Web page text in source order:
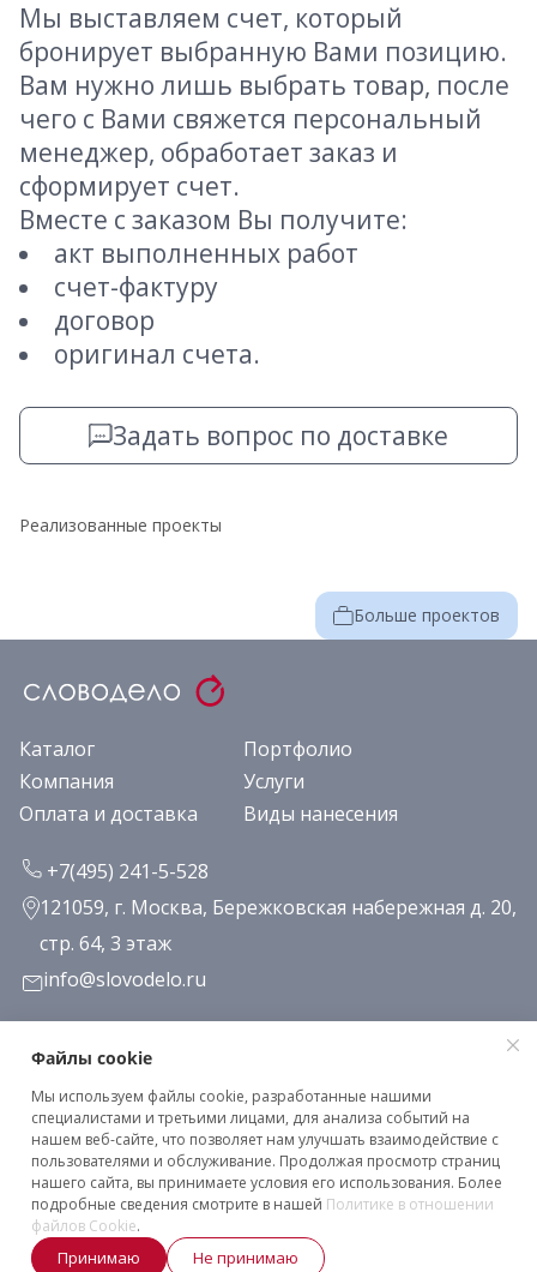
Мы выставляем счет, который
бронирует выбранную Вами позицию.
Вам нужно лишь выбрать товар, после
чего с Вами свяжется персональный
менеджер, обработает заказ и
сформирует счет.
Вместе с заказом Вы получите:
акт выполненных работ
счет-фактуру
договор
оригинал счета.
Задать вопрос по доставке
Реализованные проекты
Больше проектов
Каталог
Портфолио
Компания
Услуги
Оплата и доставка
Виды нанесения
+7(495) 241-5-528
121059, г. Москва, Бережковская набережная д. 20,
стр. 64, 3 этаж
info@slovodelo.ru
Заказать звонок
Подписаться на рассылку
Клиентское соглашение
Политика конфиденциальности
2026 © «Словодело». Все права защищены
Файлы cookie
Мы используем файлы cookie, разработанные нашими
специалистами и третьими лицами, для анализа событий на
нашем веб-сайте, что позволяет нам улучшать взаимодействие с
пользователями и обслуживание. Продолжая просмотр страниц
нашего сайта, вы принимаете условия его использования. Более
подробные сведения смотрите в нашей Политике в отношении
файлов Cookie.
Принимаю Не принимаю